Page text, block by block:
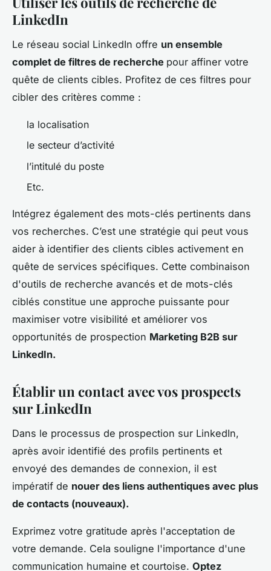
LinkedIn
Le réseau social LinkedIn offre un ensemble
complet de filtres de recherche pour affiner votre
quête de clients cibles. Profitez de ces filtres pour
cibler des critères comme :
la localisation
le secteur d’activité
l’intitulé du poste
Etc.
Intégrez également des mots-clés pertinents dans
vos recherches. C’est une stratégie qui peut vous
aider à identifier des clients cibles activement en
quête de services spécifiques. Cette combinaison
d'outils de recherche avancés et de mots-clés
ciblés constitue une approche puissante pour
maximiser votre visibilité et améliorer vos
opportunités de prospection Marketing B2B sur
LinkedIn.
Établir un contact avec vos prospects
sur LinkedIn
Dans le processus de prospection sur LinkedIn,
après avoir identifié des profils pertinents et
envoyé des demandes de connexion, il est
impératif de nouer des liens authentiques avec plus
de contacts (nouveaux).
Exprimez votre gratitude après l'acceptation de
votre demande. Cela souligne l'importance d'une
communication humaine et courtoise. Optez